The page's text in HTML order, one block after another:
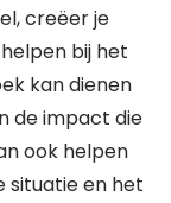
creëer je
bij het
kan dienen
de impact die
ook helpen
situatie en het